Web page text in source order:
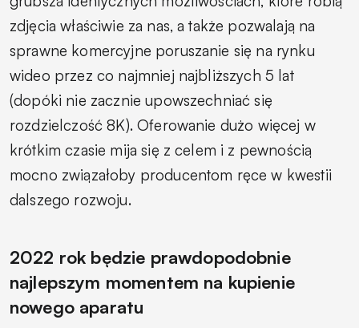
zdjęcia właściwie za nas, a także pozwalają na
sprawne komercyjne poruszanie się na rynku
wideo przez co najmniej najbliższych 5 lat
(dopóki nie zacznie upowszechniać się
rozdzielczość 8K). Oferowanie dużo więcej w
krótkim czasie mija się z celem i z pewnością
mocno związałoby producentom ręce w kwestii
dalszego rozwoju.
2022 rok będzie prawdopodobnie
najlepszym momentem na kupienie
nowego aparatu